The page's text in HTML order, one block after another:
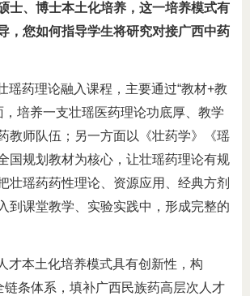
士、博士本土化培养，这一培养模式有
，您如何指导学生将研究对接广西中药
瑶药理论融入课程，主要通过“教材+教
，培养一支壮瑶医药理论功底厚、教学
教师队伍；另一方面以《壮药学》《瑶
国规划教材为核心，让壮瑶药理论有规
壮瑶药药性理论、资源应用、经典方剂
到课堂教学、实验实践中，形成完整的
才本土化培养模式具有创新性，构
链条体系，填补广西民族药高层次人才